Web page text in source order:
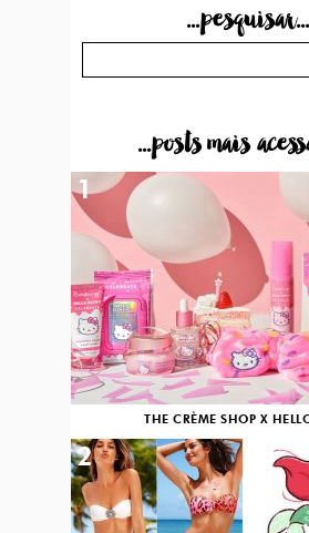
...pesquisar...
...posts mais
THE CRÈME SHOP X
1
2 3